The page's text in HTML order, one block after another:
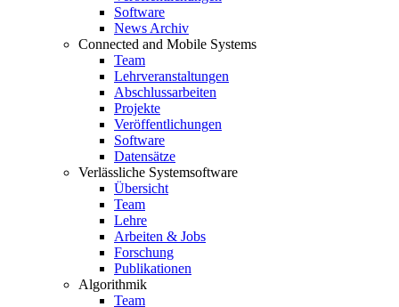
Software
News Archiv
Connected and Mobile Systems
Team
Lehrveranstaltungen
Abschlussarbeiten
Projekte
Veröffentlichungen
Software
Datensätze
Verlässliche Systemsoftware
Übersicht
Team
Lehre
Arbeiten & Jobs
Forschung
Publikationen
Algorithmik
Team